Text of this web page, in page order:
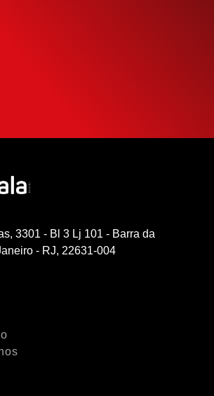
3301 - Bl 3 Lj 101 - Barra da
- RJ, 22631-004